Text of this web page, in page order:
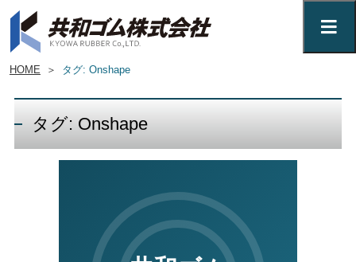
HOME ＞ タグ: Onshape
タグ: Onshape